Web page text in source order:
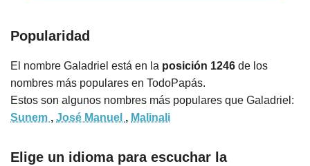
Popularidad
El nombre Galadriel está en la posición 1246 de los
nombres más populares en TodoPapás.
Estos son algunos nombres más populares que Galadriel:
Sunem , José Manuel , Malinali
Elige un idioma para escuchar la